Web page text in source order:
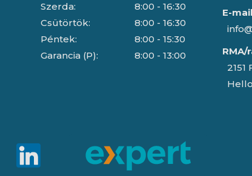
Szerda:
Csütörtök:
Péntek:
Garancia (P):
8:00 - 16:30
8:00 - 16:30
8:00 - 15:30
8:00 - 13:00
E-
RMA/